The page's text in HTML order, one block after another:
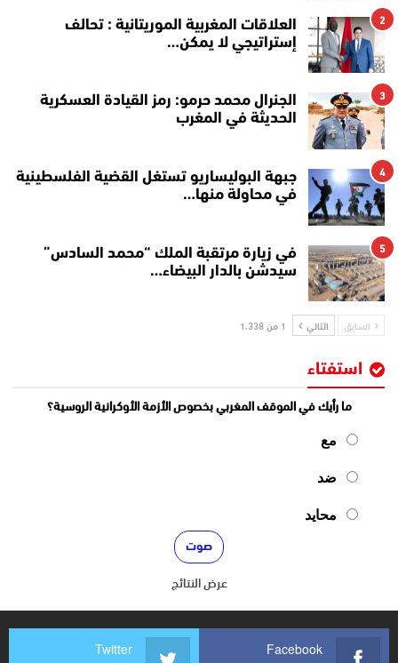
2
العلاقات المغربية الموريتانية : تحالف
إستراتيجي لا يمكن…
3
الجنرال محمد حرمو: رمز القيادة العسكرية
الحديثة في المغرب
4
جبهة البوليساريو تستغل القضية الفلسطينية
في محاولة منها…
5
في زيارة مرتقبة الملك “محمد السادس”
سيدشن بالدار البيضاء…
السابق التالي 1 من 1٬338
استفتاء
ما رأيك في الموقف المغربي بخصوص الأزمة الأوكرانية الروسية؟
مع
ضد
محايد
عرض النتائج
Facebook
Twitter